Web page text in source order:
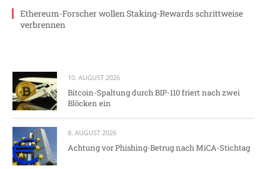
Ethereum-Forscher wollen Staking-Rewards schrittweise
verbrennen
10. AUGUST 2026
Bitcoin-Spaltung durch BIP-110 friert nach zwei
Blöcken ein
8. AUGUST 2026
Achtung vor Phishing-Betrug nach MiCA-Stichtag